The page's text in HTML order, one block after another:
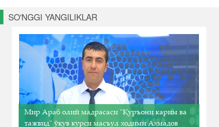
SO'NGGI YANGILIKLAR
​Мир Араб олий мадрасаси "Қуръони карим ва
тажвид" ўқув курси масъул ходими Аҳмадов